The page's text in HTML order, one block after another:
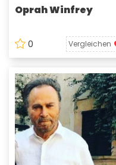
Oprah Winfrey
0 Vergleichen